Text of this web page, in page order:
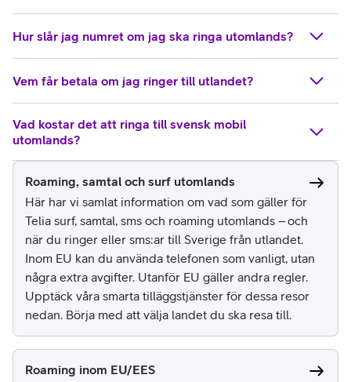
Hur slår jag numret om jag ska ringa utomlands?
Vem får betala om jag ringer till utlandet?
Vad kostar det att ringa till svensk mobil
utomlands?
Roaming, samtal och surf utomlands
Här har vi samlat information om vad som gäller för
Telia surf, samtal, sms och roaming utomlands – och
när du ringer eller sms:ar till Sverige från utlandet.
Inom EU kan du använda telefonen som vanligt, utan
några extra avgifter. Utanför EU gäller andra regler.
Upptäck våra smarta tilläggstjänster för dessa resor
nedan. Börja med att välja landet du ska resa till.
Roaming inom EU/EES